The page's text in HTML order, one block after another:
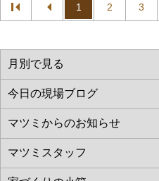
1 2 3